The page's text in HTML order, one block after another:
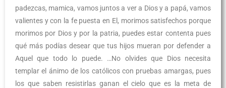
padezcas, mamica, vamos juntos a ver a Dios y a papá, vamos
valientes y con la fe puesta en El, morimos satisfechos porque
morimos por Dios y por la patria, puedes estar contenta pues
qué más podías desear que tus hijos mueran por defender a
Aquel que todo lo puede. …No olvides que Dios necesita
templar el ánimo de los católicos con pruebas amargas, pues
los que saben resistirlas ganan el cielo que es la meta de